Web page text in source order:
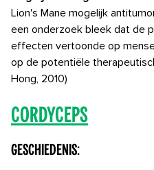
Lion's Mane mogelijk
een onderzoek bleek dat de
effecten vertoonde op
op de potentiële
Hong, 2010)
Cordyceps
Geschiedenis: